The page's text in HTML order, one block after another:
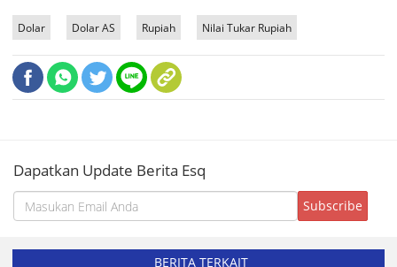
Dolar Dolar AS Rupiah Nilai Tukar Rupiah
Dapatkan Update Berita Esq
BERITA TERKAIT